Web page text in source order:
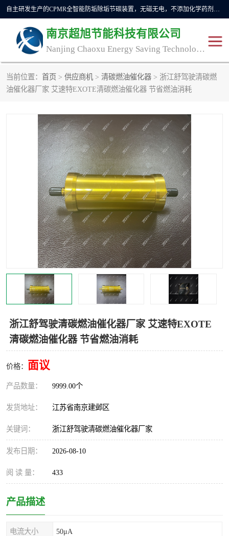
自主研发生产的CPMR全智能防垢除垢节碳装置，无磁无电，不添加化学药剂，*了国内纯物理除垢技术领域空白，其性能处于国际领先水平。广泛应用于石油炼化、钢铁冶炼、电力、煤矿、化工、供暖、压铸、汽车制造、涉水家电等行业。
南京超旭节能科技有限公司
Nanjing Chaoxu Energy Saving Technology Co., Ltd
当前位置： 首页 > 供应商机 > 清碳燃油催化器 > 浙江舒驾驶清碳燃
油催化器厂家 艾速特EXOTE清碳燃油催化器 节省燃油消耗
浙江舒驾驶清碳燃油催化器厂家 艾速特EXOTE
清碳燃油催化器 节省燃油消耗
价格： 面议
产品数量： 9999.00个
发货地址： 江苏省南京建邺区
关键词： 浙江舒驾驶清碳燃油催化器厂家
发布日期： 2026-08-10
阅 读 量： 433
产品描述
电流大小 50μA
CPMR CPMR全智能防垢除垢节
碳装置
CPMR油田井下防垢防蜡 物理防垢器生产制造商
防垢除垢 防蜡除蜡
管道除垢 锅炉除垢
防垢器 CPMR商用防垢器/家用防
垢器
工业除垢 清碳燃油催化器